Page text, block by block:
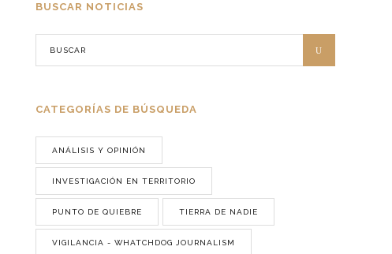
BUSCAR NOTICIAS
CATEGORÍAS DE BÚSQUEDA
ANÁLISIS Y OPINIÓN
INVESTIGACIÓN EN TERRITORIO
PUNTO DE QUIEBRE TIERRA DE NADIE
VIGILANCIA - WHATCHDOG JOURNALISM